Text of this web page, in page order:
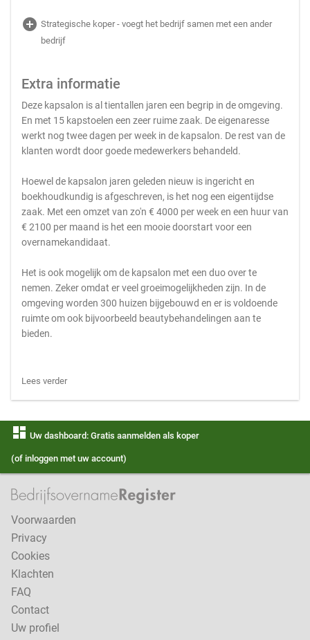
add_circle Strategische koper - voegt het bedrijf samen met een ander
bedrijf
Extra informatie
Deze kapsalon is al tientallen jaren een begrip in de omgeving.
En met 15 kapstoelen een zeer ruime zaak. De eigenaresse
werkt nog twee dagen per week in de kapsalon. De rest van de
klanten wordt door goede medewerkers behandeld.
Hoewel de kapsalon jaren geleden nieuw is ingericht en
boekhoudkundig is afgeschreven, is het nog een eigentijdse
zaak. Met een omzet van zo'n € 4000 per week en een huur van
€ 2100 per maand is het een mooie doorstart voor een
overnamekandidaat.
Het is ook mogelijk om de kapsalon met een duo over te
nemen. Zeker omdat er veel groeimogelijkheden zijn. In de
omgeving worden 300 huizen bijgebouwd en er is voldoende
ruimte om ook bijvoorbeeld beautybehandelingen aan te
bieden.
Lees verder
dashboard Uw dashboard: Gratis aanmelden als koper
(of inloggen met uw account)
Voorwaarden
Privacy
Cookies
Klachten
FAQ
Contact
Uw profiel